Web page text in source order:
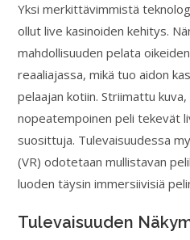
Yksi merkittävimmistä
ollut live kasinoiden kehitys.
mahdollisuuden pelata
reaaliajassa, mikä tuo aidon
pelaajan kotiin. Striimattu
nopeatempoinen peli tekevät
suosittuja. Tulevaisuudessa
(VR) odotetaan mullistavan
luoden täysin immersiivisiä
Tulevaisuuden